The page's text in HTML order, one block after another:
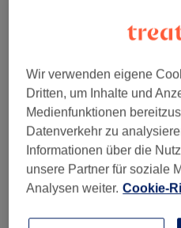
Dienstag
Mittwoch
Donnerstag
Freitag
Samstag
Sonntag
Wir verwenden eigene
Dritten, um Inhalte und
Medienfunktionen
Datenverkehr zu
Informationen über die
unsere Partner für soziale
Analysen weiter. Cookie-